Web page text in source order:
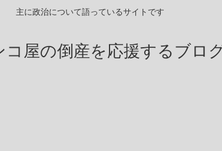
主に政治について語っているサイトです
コ屋の倒産を応援するブロ